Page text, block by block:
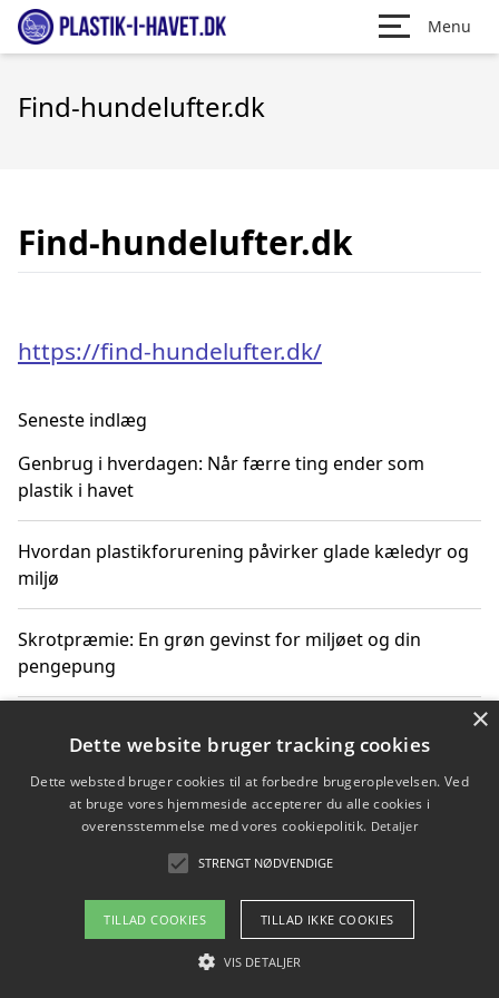
Menu
Find-hundelufter.dk
Find-hundelufter.dk
https://find-hundelufter.dk/
Seneste indlæg
Genbrug i hverdagen: Når færre ting ender som
plastik i havet
Hvordan plastikforurening påvirker glade kæledyr og
miljø
Skrotpræmie: En grøn gevinst for miljøet og din
pengepung
Hvordan blåfade med rist kan hjælpe med at reducere
plastik i havet
Spil kasinospil på et troværdigt online casino: Din
guide til sikker og sjov underholdning
Copyright 2026 - Pilanto Aps
Om / kontakt
×
Dette website bruger tracking cookies
Dette websted bruger cookies til at forbedre brugeroplevelsen. Ved
at bruge vores hjemmeside accepterer du alle cookies i
overensstemmelse med vores cookiepolitik. Detaljer
STRENGT NØDVENDIGE
TILLAD COOKIES TILLAD IKKE COOKIES
VIS DETALJER